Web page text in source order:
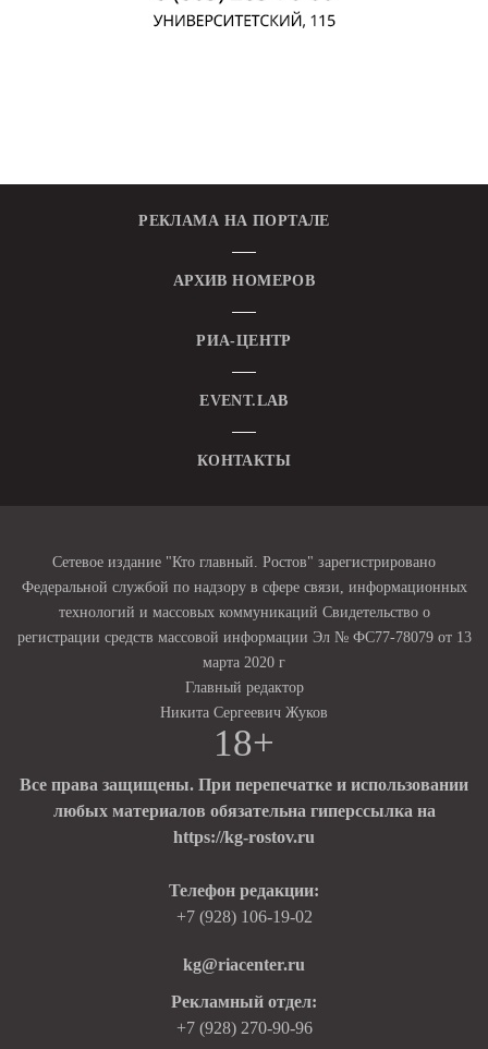
РЕКЛАМА НА ПОРТАЛЕ
АРХИВ НОМЕРОВ
РИА-ЦЕНТР
EVENT.LAB
КОНТАКТЫ
Сетевое издание "Кто главный. Ростов" зарегистрировано
Федеральной службой по надзору в сфере связи, информационных
технологий и массовых коммуникаций Свидетельство о
регистрации средств массовой информации Эл № ФС77-78079 от 13
марта 2020 г
Главный редактор
Никита Сергеевич Жуков
18+
Все права защищены. При перепечатке и использовании
любых материалов обязательна гиперссылка на
https://kg-rostov.ru
Телефон редакции:
+7 (928) 106-19-02
kg@riacenter.ru
Рекламный отдел:
+7 (928) 270-90-96